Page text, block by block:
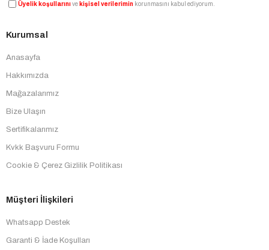
Üyelik koşullarınıve kişisel verilerimin korunmasını kabul ediyorum.
Kurumsal
Anasayfa
Hakkımızda
Mağazalarımız
Bize Ulaşın
Sertifikalarımız
Kvkk Başvuru Formu
Cookie & Çerez Gizlilik Politikası
Müşteri İlişkileri
Whatsapp Destek
Garanti & İade Koşulları